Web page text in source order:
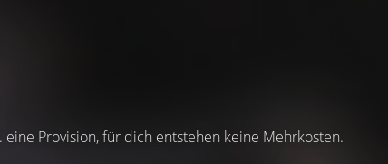
Provision, für dich entstehen keine Mehrkosten.